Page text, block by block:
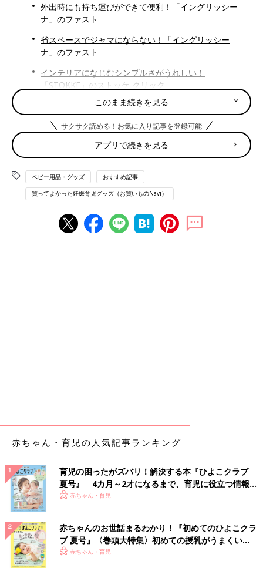
外出時にも持ち運びができて便利！「イングリッシー
ナ」のファスト
省スペースでジャマにならない！「イングリッシー
ナ」のファスト
インテリアになじむシンプルさがうれしい！
「STOKKE」のストッケ クリック
3人の先輩ママが支持！「STOKKE」のTripp Trapp
トリップトラップ
ゆったりサイズで座りやすい！「ingenuity」の ベ
ビーベース
最初に登場するのは、erika（＠t_e.wd1126baby）さん。
ingenuityの ベビーベースがインテリアに馴染むよう、おしゃれ
なグレーカラーのものを選びました。
このまま続きを見る
サクサク読める！お気に入り記事を登録可能
アプリで続きを見る
ベビー用品・グッズ おすすめ記事
買ってよかった妊娠育児グッズ（お買いものNavi）
赤ちゃん・育児の人気記事ランキング
育児の困ったがズバリ！解決する本『ひよこクラブ
夏号』 4カ月～2才になるまで、育児に役立つ情報が
いっぱい！
赤ちゃん・育児
赤ちゃんのお世話まるわかり！『初めてのひよこクラ
ブ 夏号』〈巻頭大特集〉初めての授乳がうまくい
く！ おっぱい・ミルクの基本と夏のトラブル 解決テ
赤ちゃん・育児